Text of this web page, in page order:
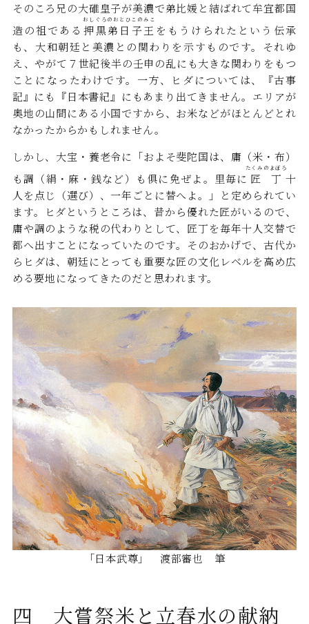
そのころ兄の大碓皇子が美濃で弟比媛と結ばれて牟宜都国
造の祖である 押黒弟日子王
おしぐろのおとひこのみこ
をもうけられたという伝承
も、大和朝廷と美濃との関わりを示すものです。それゆ
え、やがて７世紀後半の壬申の乱にも大きな関わりをもつ
ことになったわけです。一方、ヒダについては、『古事
記』にも『日本書紀』にもあまり出てきません。エリアが
奥地の山間にある小国ですから、お米などがほとんどとれ
なかったからかもしれません。
しかし、大宝・養老令に「およそ斐陀国は、庸（米・布）
も調（絹・麻・銭など）も俱に免ぜよ。里毎に 匠丁
たくみのよぼろ
十
人を点じ（選び）、一年ごとに替へよ。」と定められてい
ます。ヒダというところは、昔から優れた匠がいるので、
庸や調のような税の代わりとして、匠丁を毎年十人交替で
都へ出すことになっていたのです。そのおかげで、古代か
らヒダは、朝廷にとっても重要な匠の文化レベルを高め広
める要地になってきたのだと思われます。
「日本武尊」 渡部審也 筆
四 大嘗祭米と立春水の献納